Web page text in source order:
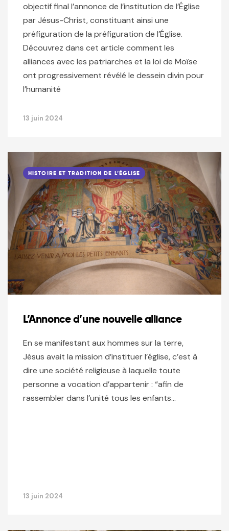
objectif final l’annonce de l’institution de l’Église
par Jésus-Christ, constituant ainsi une
préfiguration de la préfiguration de l’Église.
Découvrez dans cet article comment les
alliances avec les patriarches et la loi de Moïse
ont progressivement révélé le dessein divin pour
l’humanité
13 juin 2024
HISTOIRE ET TRADITION DE L’ÉGLISE
L’Annonce d’une nouvelle alliance
En se manifestant aux hommes sur la terre,
Jésus avait la mission d’instituer l’église, c’est à
dire une société religieuse à laquelle toute
personne a vocation d’appartenir : “afin de
rassembler dans l’unité tous les enfants…
13 juin 2024